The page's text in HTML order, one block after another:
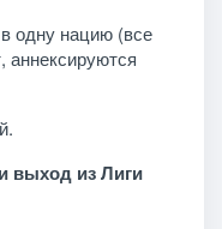
одну нацию (все
аннексируются
выход из Лиги